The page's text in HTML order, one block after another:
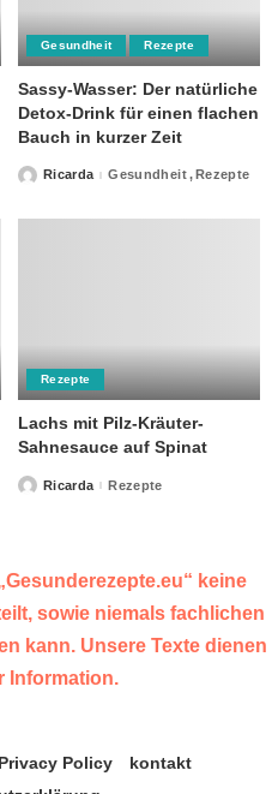
Gesundheit Rezepte
Sassy-Wasser: Der natürliche
Detox-Drink für einen flachen
Bauch in kurzer Zeit
PostedRicarda Gesundheit Rezepte
Rezepte
Lachs mit Pilz-Kräuter-
Sahnesauce auf Spinat
PostedRicarda Rezepte
keine
sowie niemals fachlichen
kann. Unsere Texte dienen
Information.
Privacy Policy
kontakt